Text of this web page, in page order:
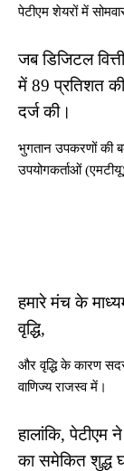
पेटीएम शेयरों में
जब डिजिटल
में 89 प्रतिशत
दर्ज की।
भुगतान उपकरणों की
उपयोगकर्ताओं
हमारे मंच के
वृद्धि,
और वृद्धि के कारण
वाणिज्य राजस्व में।
हालांकि,
का समेकित शुद्ध